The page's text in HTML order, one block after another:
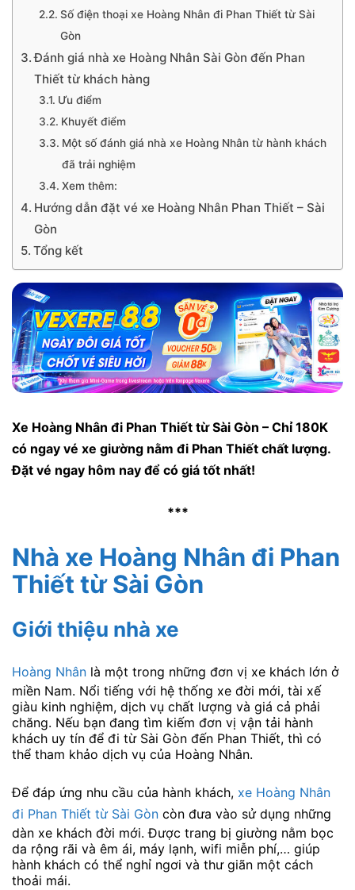
Số điện thoại xe Hoàng Nhân đi Phan Thiết từ Sài
Gòn
Đánh giá nhà xe Hoàng Nhân Sài Gòn đến Phan
Thiết từ khách hàng
Ưu điểm
Khuyết điểm
Một số đánh giá nhà xe Hoàng Nhân từ hành khách
đã trải nghiệm
Xem thêm:
Hướng dẫn đặt vé xe Hoàng Nhân Phan Thiết – Sài
Gòn
Tổng kết
Xe Hoàng Nhân đi Phan Thiết từ Sài Gòn – Chỉ 180K
có ngay vé xe giường nằm đi Phan Thiết chất lượng.
Đặt vé ngay hôm nay để có giá tốt nhất!
***
Nhà xe Hoàng Nhân đi Phan
Thiết từ Sài Gòn
Giới thiệu nhà xe
Hoàng Nhân là một trong những đơn vị xe khách lớn ở
miền Nam. Nổi tiếng với hệ thống xe đời mới, tài xế
giàu kinh nghiệm, dịch vụ chất lượng và giá cả phải
chăng. Nếu bạn đang tìm kiếm đơn vị vận tải hành
khách uy tín để đi từ Sài Gòn đến Phan Thiết, thì có
thể tham khảo dịch vụ của Hoàng Nhân.
Để đáp ứng nhu cầu của hành khách, xe Hoàng Nhân
đi Phan Thiết từ Sài Gòn còn đưa vào sử dụng những
dàn xe khách đời mới. Được trang bị giường nằm bọc
da rộng rãi và êm ái, máy lạnh, wifi miễn phí,… giúp
hành khách có thể nghỉ ngơi và thư giãn một cách
thoải mái.